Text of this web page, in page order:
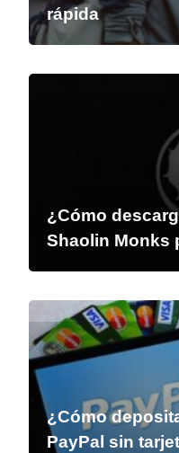
rápida
¿Cómo
Shaolin Monks
¿Cómo
PayPal sin